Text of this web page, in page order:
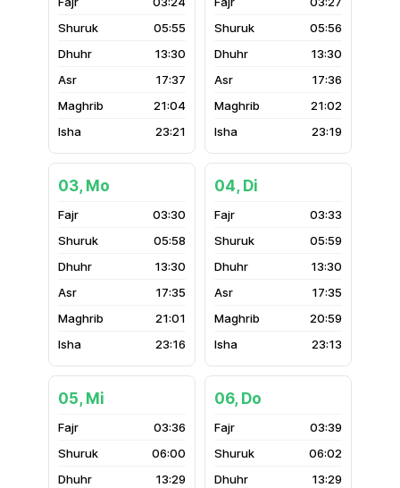
05:55
13:30
17:37
21:04
23:21
05:56
13:30
17:36
21:02
23:19
03, Mo
03:30
05:58
13:30
17:35
21:01
23:16
04, Di
03:33
05:59
13:30
17:35
20:59
23:13
05, Mi
03:36
06:00
13:29
06, Do
03:39
06:02
13:29